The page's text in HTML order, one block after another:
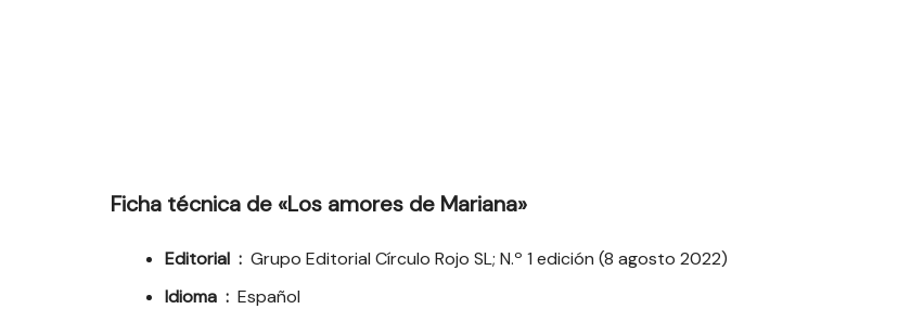
Ficha técnica de «Los amores de Mariana»
Editorial ‏ : ‎ Grupo Editorial Círculo Rojo SL; N.º 1 edición (8 agosto 2022)
Idioma ‏ : ‎ Español